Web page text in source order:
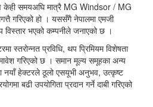
केही समयअघि मात्रै MG Windsor / MG
गरिएको हो । यससँगै नेपालमा एमजी
विस्तार भएको कम्पनीले जनाएको छ ।
स्तरोन्नत प्रविधि, थप प्रिमियम विशेषता
गरिएको छ । समान मूल्य समूहका अन्य
नयाँ हेक्टरले ठूलो एसयूभी अनुभव, उत्कृष्ट
बढी उपयोगिता प्रदान गर्ने दाबी गरिएको